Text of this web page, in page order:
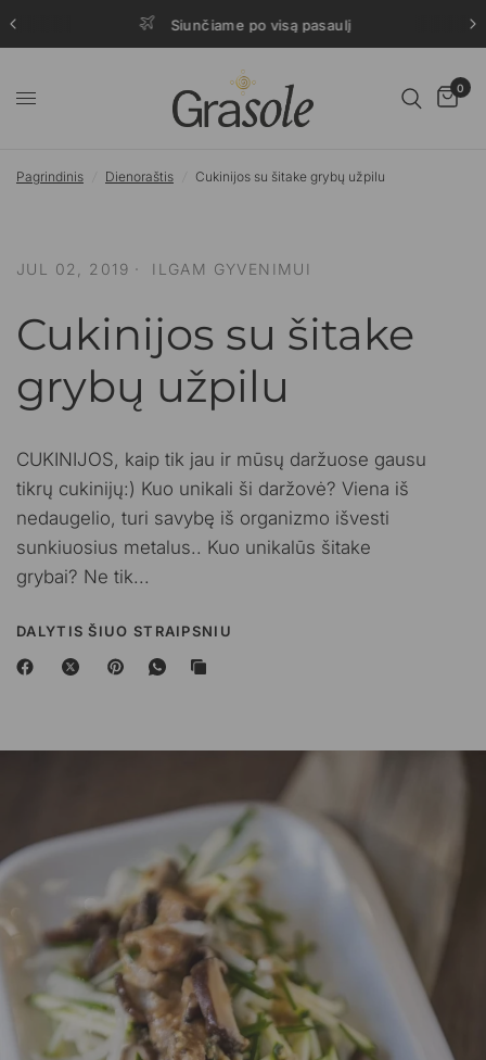
Siunčiame po visą pasaulį
0
Pagrindinis Dienoraštis Cukinijos su šitake grybų užpilu
JUL 02, 2019 ILGAM GYVENIMUI
Cukinijos su šitake
grybų užpilu
CUKINIJOS, kaip tik jau ir mūsų daržuose gausu
tikrų cukinijų:) Kuo unikali ši daržovė? Viena iš
nedaugelio, turi savybę iš organizmo išvesti
sunkiuosius metalus.. Kuo unikalūs šitake
grybai? Ne tik...
DALYTIS ŠIUO STRAIPSNIU